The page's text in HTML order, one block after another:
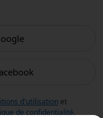
d'utilisation et
de confidentialité.